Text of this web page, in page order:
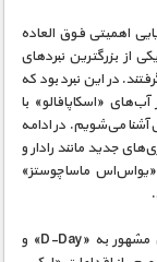
اهمیتی فوق العاده
که یکی از بزرگترین نبردهای
در این نبرد بود که
«اسکاپافالو» با
می‌شویم. در ادامه
جدید مانند رادار و
«یو‌اس‌اس ماساچوستز»
در این قسمت با داستان نبرد نرماندی مشهور به «D-Day» و